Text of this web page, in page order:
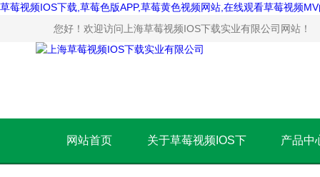
草莓视频IOS下载,草莓色版APP,草莓黄色视频网站,在线观看草莓视频
您好！欢迎访问上海草莓视频IOS下载实业有限公司网站！
网站首页 关于草莓视频IOS下 产品中